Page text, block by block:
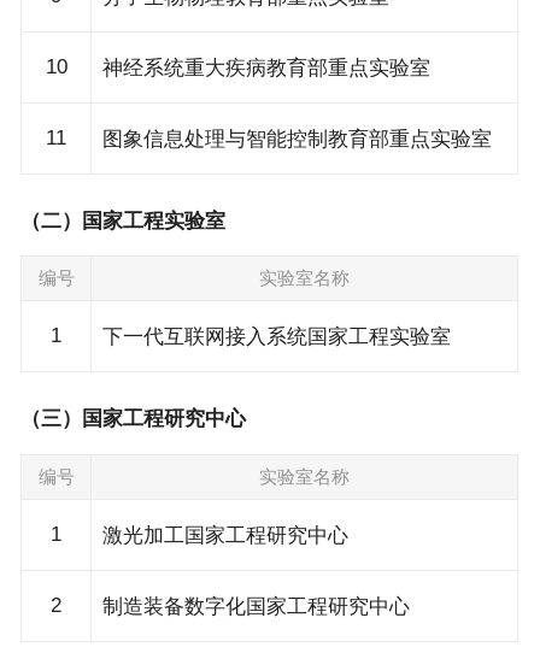
10 神经系统重大疾病教育部重点实验室
11 图象信息处理与智能控制教育部重点实验室
（二）国家工程实验室
编号 实验室名称
1 下一代互联网接入系统国家工程实验室
（三）国家工程研究中心
编号 实验室名称
1 激光加工国家工程研究中心
2 制造装备数字化国家工程研究中心